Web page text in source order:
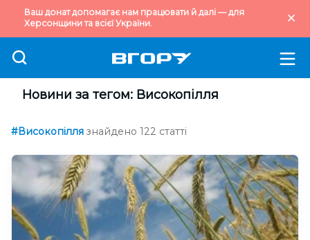
Ваш донат допомагає нам працювати й далі — для
Херсонщини та всієї України.
Новини за тегом: Високопілля
#Високопілля знайдено 122 статті